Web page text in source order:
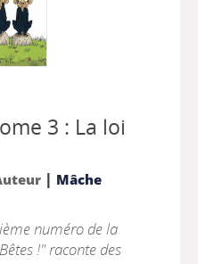
3 : La loi
| Mâche
numéro de la
!" raconte des